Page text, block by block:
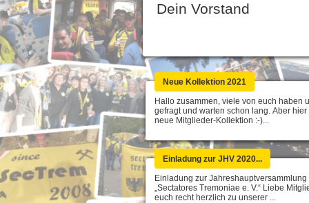
Dein Vorstand
Neue Kollektion 2021
Hallo zusammen, viele von euch haben
gefragt und warten schon lang. Aber
neue Mitglieder-Kollektion :-)...
Einladung zur JHV 2020...
Einladung zur
„Sectatores Tremoniae e. V.“ Liebe
euch recht herzlich zu unserer ...